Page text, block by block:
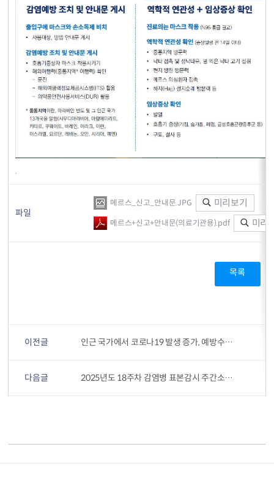
.
파일
메르스_신고_안내문.JPG 미리보기
메르스+신고+안내문(의료기관용).pdf 미리
목록
이전글 인근 국가에서 코로나19 발생 증가, 예방수칙을 준수하고 예방접종을 받아주세요!
다음글 2025년도 18주차 감염병 표본감시 주간소식지